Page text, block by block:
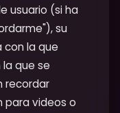
usuario (si ha
su
con la que
que se
recordar
para videos o